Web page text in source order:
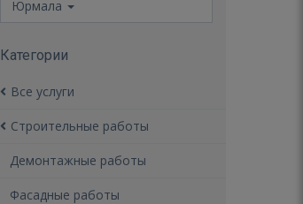
Юрмала
Категории
Все услуги
Строительные работы
Демонтажные работы
Фасадные работы